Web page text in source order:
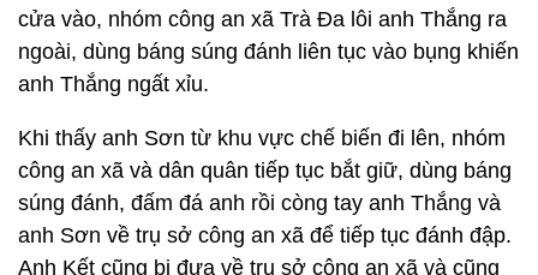
cửa vào, nhóm công an xã Trà Đa lôi anh Thắng ra
ngoài, dùng báng súng đánh liên tục vào bụng khiến
anh Thắng ngất xỉu.
Khi thấy anh Sơn từ khu vực chế biến đi lên, nhóm
công an xã và dân quân tiếp tục bắt giữ, dùng báng
súng đánh, đấm đá anh rồi còng tay anh Thắng và
anh Sơn về trụ sở công an xã để tiếp tục đánh đập.
Anh Kết cũng bị đưa về trụ sở công an xã và cũng